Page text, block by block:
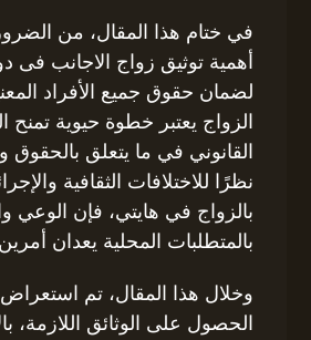
في ختام هذا المقال، من
أهمية توثيق زواج الاجانب فى
لضمان حقوق جميع الأفراد
الزواج يعتبر خطوة حيوية تمنح
القانوني في ما يتعلق بالحقوق
نظرًا للاختلافات الثقافية
بالزواج في هايتي، فإن الوعي
بالمتطلبات المحلية يعدان
وخلال هذا المقال، تم
الحصول على الوثائق اللازمة،